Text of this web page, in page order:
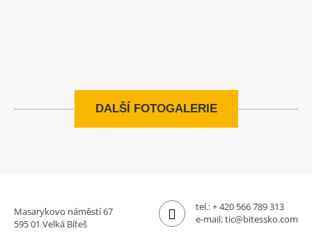
DALŠÍ FOTOGALERIE
Masarykovo náměstí 67
595 01 Velká Bíteš
tel.:+ 420 566 789 313
e-mail:tic@bitessko.com